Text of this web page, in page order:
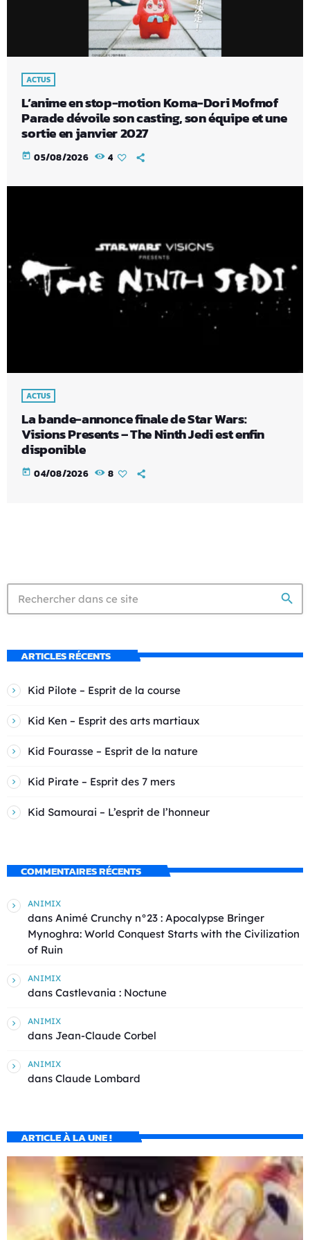
ACTUS
L’anime en stop-motion Koma-Dori Mofmof
Parade dévoile son casting, son équipe et une
sortie en janvier 2027
today 05/08/2026 4
ACTUS
La bande-annonce finale de Star Wars:
Visions Presents – The Ninth Jedi est enfin
disponible
today 04/08/2026 8
search
ARTICLES RÉCENTS
Kid Pilote – Esprit de la course
Kid Ken – Esprit des arts martiaux
Kid Fourasse – Esprit de la nature
Kid Pirate – Esprit des 7 mers
Kid Samourai – L’esprit de l’honneur
COMMENTAIRES RÉCENTS
ANIMIX
dans Animé Crunchy n°23 : Apocalypse Bringer
Mynoghra: World Conquest Starts with the Civilization
of Ruin
ANIMIX
dans Castlevania : Noctune
ANIMIX
dans Jean-Claude Corbel
ANIMIX
dans Claude Lombard
ARTICLE À LA UNE !